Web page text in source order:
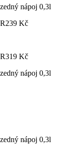
nápoj 0,3l
239 Kč
319 Kč
nápoj 0,3l
nápoj 0,3l